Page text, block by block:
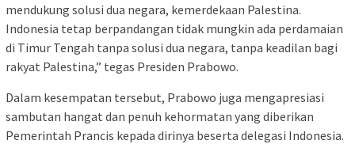
mendukung solusi dua negara, kemerdekaan Palestina.
Indonesia tetap berpandangan tidak mungkin ada perdamaian
di Timur Tengah tanpa solusi dua negara, tanpa keadilan bagi
rakyat Palestina,” tegas Presiden Prabowo.
Dalam kesempatan tersebut, Prabowo juga mengapresiasi
sambutan hangat dan penuh kehormatan yang diberikan
Pemerintah Prancis kepada dirinya beserta delegasi Indonesia.